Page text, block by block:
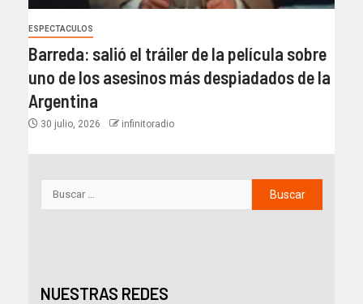
ESPECTACULOS
Barreda: salió el tráiler de la película sobre
uno de los asesinos más despiadados de la
Argentina
30 julio, 2026 infinitoradio
NUESTRAS REDES